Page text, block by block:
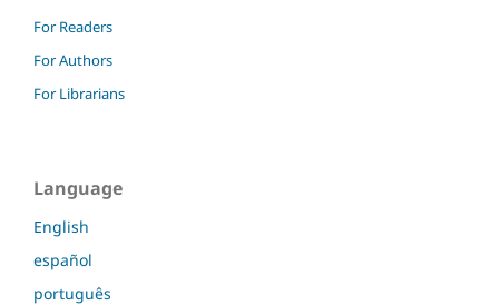
For Readers
For Authors
For Librarians
Language
English
español
português